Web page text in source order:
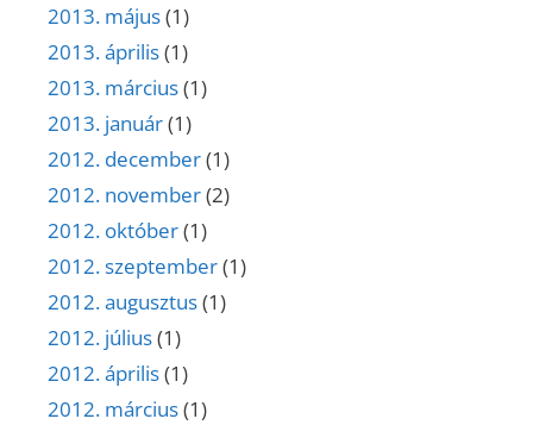
2013. május(1)
2013. április(1)
2013. március(1)
2013. január(1)
2012. december(1)
2012. november(2)
2012. október(1)
2012. szeptember(1)
2012. augusztus(1)
2012. július(1)
2012. április(1)
2012. március(1)